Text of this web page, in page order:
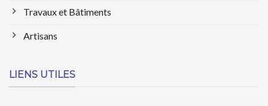
Travaux et Bâtiments
Artisans
LIENS UTILES